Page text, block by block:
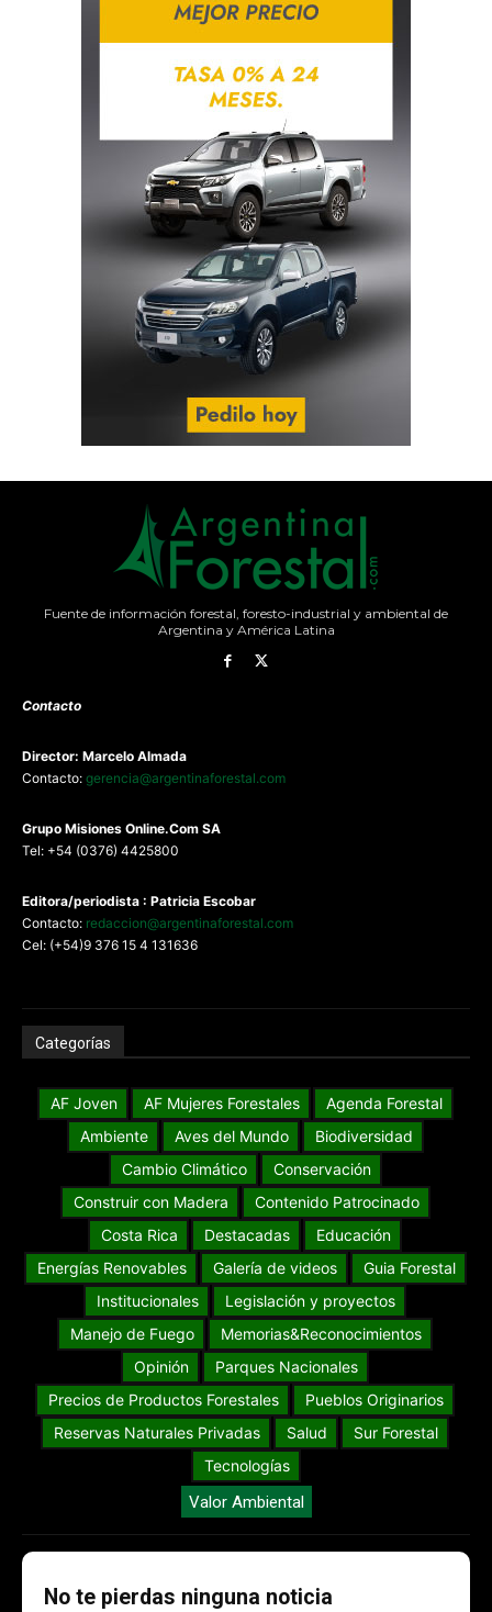
Fuente de información forestal, foresto-industrial y ambiental de
Argentina y América Latina
Contacto
Director: Marcelo Almada
Contacto: gerencia@argentinaforestal.com
Grupo Misiones Online.Com SA
Tel: +54 (0376) 4425800
Editora/periodista : Patricia Escobar
Contacto: redaccion@argentinaforestal.com
Cel: (+54)9 376 15 4 131636
Categorías
AF Joven AF Mujeres Forestales
Agenda Forestal
Ambiente
Aves del Mundo
Biodiversidad
Cambio Climático
Conservación
Construir con Madera
Contenido Patrocinado
Costa Rica
Destacadas
Educación
Energías Renovables
Galería de videos
Guia Forestal
Institucionales
Legislación y proyectos
Manejo de Fuego
Memorias&Reconocimientos
Opinión
Parques Nacionales
Precios de Productos Forestales
Pueblos Originarios
Reservas Naturales Privadas
Salud
Sur Forestal
Tecnologías
Valor Ambiental
No te pierdas ninguna noticia